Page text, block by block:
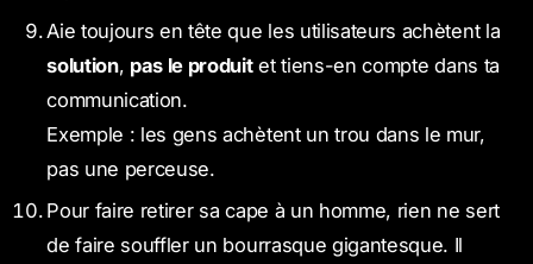
Aie toujours en tête que les utilisateurs achètent la
solution, pas le produitet tiens-en compte dans ta
communication.
Exemple : les gens achètent un trou dans le mur,
pas une perceuse.
Pour faire retirer sa cape à un homme, rien ne sert
de faire souffler un bourrasque gigantesque. Il